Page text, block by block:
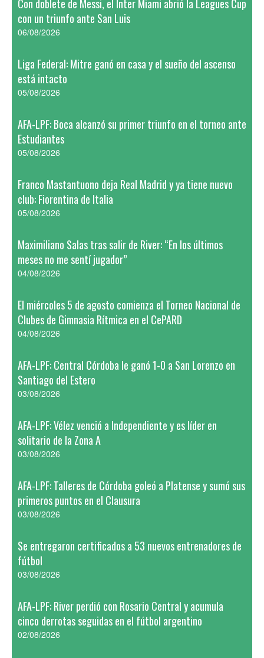
Con doblete de Messi, el Inter Miami abrió la Leagues Cup
con un triunfo ante San Luis
06/08/2026
Liga Federal: Mitre ganó en casa y el sueño del ascenso
está intacto
05/08/2026
AFA-LPF: Boca alcanzó su primer triunfo en el torneo ante
Estudiantes
05/08/2026
Franco Mastantuono deja Real Madrid y ya tiene nuevo
club: Fiorentina de Italia
05/08/2026
Maximiliano Salas tras salir de River: “En los últimos
meses no me sentí jugador”
04/08/2026
El miércoles 5 de agosto comienza el Torneo Nacional de
Clubes de Gimnasia Rítmica en el CePARD
04/08/2026
AFA-LPF: Central Córdoba le ganó 1-0 a San Lorenzo en
Santiago del Estero
03/08/2026
AFA-LPF: Vélez venció a Independiente y es líder en
solitario de la Zona A
03/08/2026
AFA-LPF: Talleres de Córdoba goleó a Platense y sumó sus
primeros puntos en el Clausura
03/08/2026
Se entregaron certificados a 53 nuevos entrenadores de
fútbol
03/08/2026
AFA-LPF: River perdió con Rosario Central y acumula
cinco derrotas seguidas en el fútbol argentino
02/08/2026